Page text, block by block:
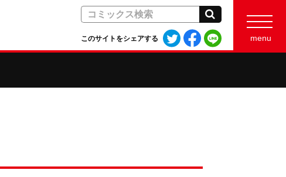
このサイトをシェアする
Twitter
で
Facebook
で
LINE
menu